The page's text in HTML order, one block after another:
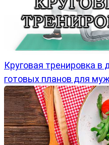
Круговая тренировка в
готовых планов для